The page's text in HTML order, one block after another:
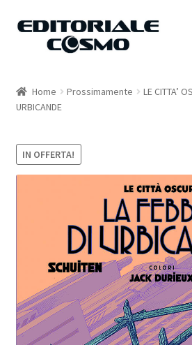
Vai
Vai
Catalogo
Carrello
Home Prossimamente
LE CITTA’
URBICANDE
IN OFFERTA!